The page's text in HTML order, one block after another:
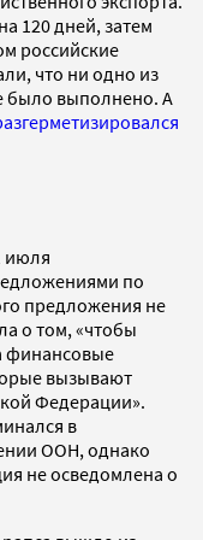
120 дней, затем
российские
что ни одно из
было выполнено. А
июля
по
предложения не
о том, «чтобы
финансовые
вызывают
Федерации».
в
ООН, однако
не осведомлена о